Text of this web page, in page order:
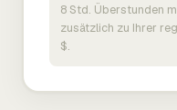
8 Std. Überstunden
zusätzlich zu Ihrer
$.